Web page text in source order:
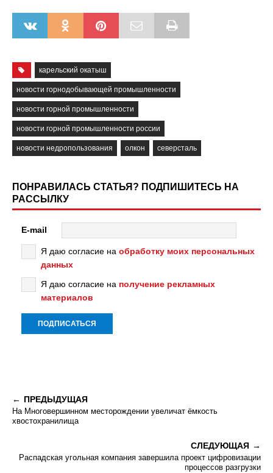
карельский окатыш
новости горнодобывающей промышленности
новости горной промышленности
новости горной промышленности россии
новости недропользования олкон северсталь
ПОНРАВИЛАСЬ СТАТЬЯ? ПОДПИШИТЕСЬ НА
РАССЫЛКУ
E-mail
Я даю согласие на обработку моих персональных
данных
Я даю согласие на получение рекламных
материалов
ПРЕДЫДУЩАЯ
На Многовершинном месторождении увеличат ёмкость
хвостохранилища
СЛЕДУЮЩАЯ
Распадская угольная компания завершила проект цифровизации
процессов разгрузки